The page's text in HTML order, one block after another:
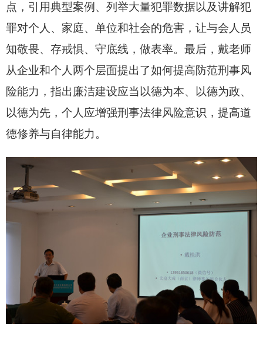
点，引用典型案例、列举大量犯罪数据以及讲解犯
罪对个人、家庭、单位和社会的危害，让与会人员
知敬畏、存戒惧、守底线，做表率。最后，戴老师
从企业和个人两个层面提出了如何提高防范刑事风
险能力，指出廉洁建设应当以德为本、以德为政、
以德为先，个人应增强刑事法律风险意识，提高道
德修养与自律能力。